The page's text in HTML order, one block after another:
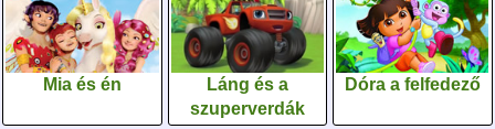
Mia és én
Láng és a
szuperverdák
Dóra a felfedező